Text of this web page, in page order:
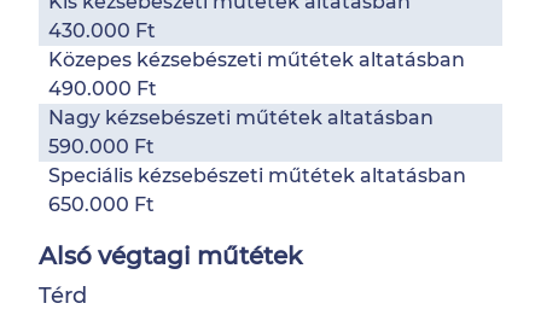
430.000 Ft
Közepes kézsebészeti műtétek altatásban
490.000 Ft
Nagy kézsebészeti műtétek altatásban
590.000 Ft
Speciális kézsebészeti műtétek altatásban
650.000 Ft
Alsó végtagi műtétek
Térd